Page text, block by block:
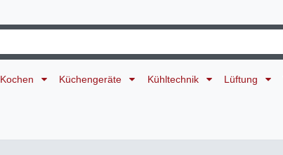
Kochen Küchengeräte Kühltechnik Lüftung